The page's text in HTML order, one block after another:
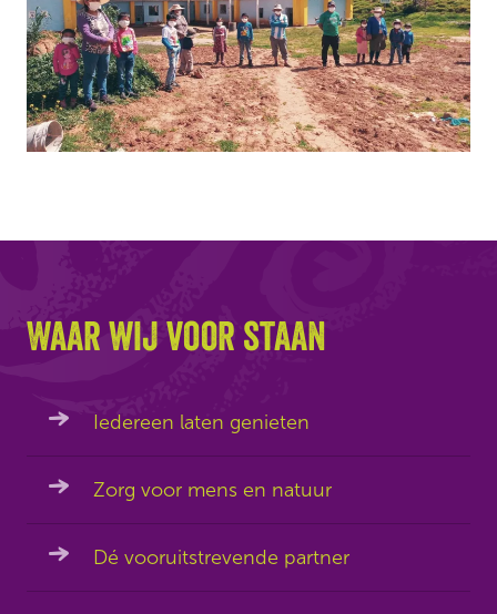
Waar wij voor staan
Iedereen laten genieten
Zorg voor mens en natuur
Dé vooruitstrevende partner